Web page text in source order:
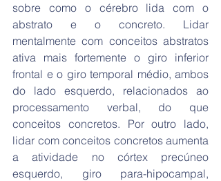
sobre como o cérebro lida com o
abstrato e o concreto. Lidar
mentalmente com conceitos abstratos
ativa mais fortemente o giro inferior
frontal e o giro temporal médio, ambos
do lado esquerdo, relacionados ao
processamento verbal, do que
conceitos concretos. Por outro lado,
lidar com conceitos concretos aumenta
a atividade no córtex precúneo
esquerdo, giro para-hipocampal,